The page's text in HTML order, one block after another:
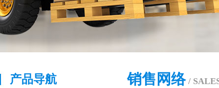
产品导航 销售网络/